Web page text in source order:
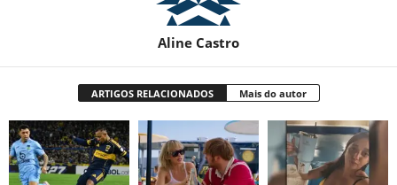
Aline Castro
ARTIGOS RELACIONADOS Mais do autor